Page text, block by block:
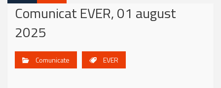
Comunicat EVER, 01 august
2025
Comunicate EVER